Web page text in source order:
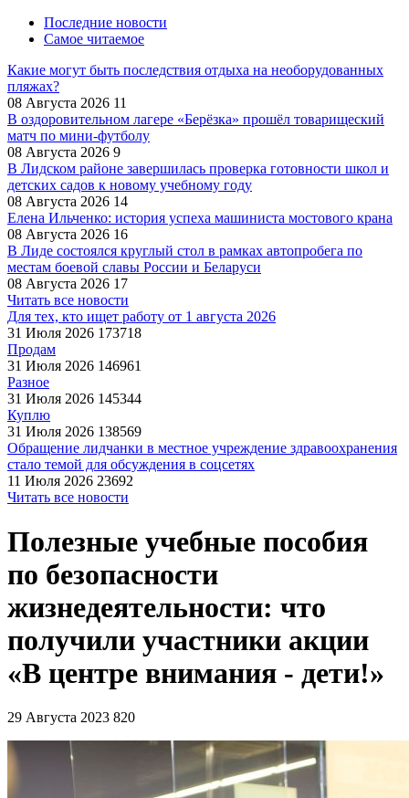
Последние новости
Самое читаемое
Какие могут быть последствия отдыха на необорудованных
пляжах?
08 Августа 2026 11
В оздоровительном лагере «Берёзка» прошёл товарищеский
матч по мини-футболу
08 Августа 2026 9
В Лидском районе завершилась проверка готовности школ и
детских садов к новому учебному году
08 Августа 2026 14
Елена Ильченко: история успеха машиниста мостового крана
08 Августа 2026 16
В Лиде состоялся круглый стол в рамках автопробега по
местам боевой славы России и Беларуси
08 Августа 2026 17
Читать все новости
Для тех, кто ищет работу от 1 августа 2026
31 Июля 2026 173718
Продам
31 Июля 2026 146961
Разное
31 Июля 2026 145344
Куплю
31 Июля 2026 138569
Обращение лидчанки в местное учреждение здравоохранения
стало темой для обсуждения в соцсетях
11 Июля 2026 23692
Читать все новости
Полезные учебные пособия
по безопасности
жизнедеятельности: что
получили участники акции
«В центре внимания - дети!»
29 Августа 2023 820